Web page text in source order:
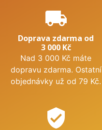
local_shipping
Doprava zdarma od
3 000 Kč
Nad 3 000 Kč máte
dopravu zdarma. Ostatní
objednávky už od 79 Kč.
verified_user